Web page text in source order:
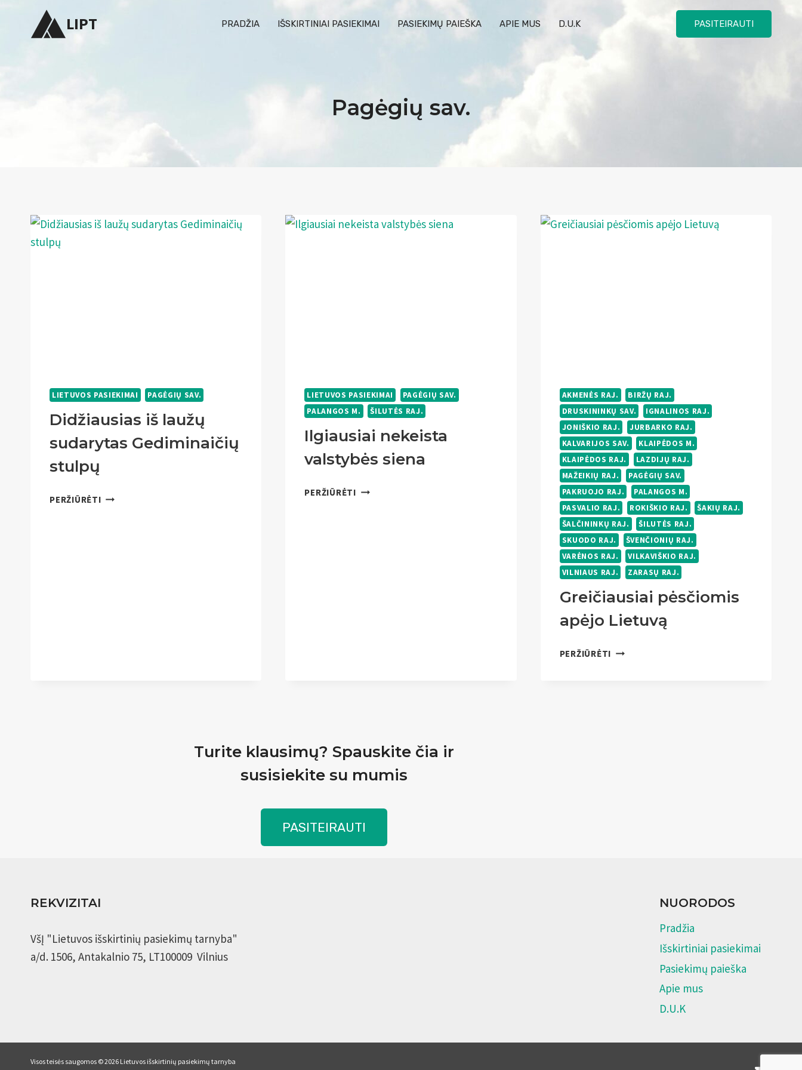
LIPT PRADŽIA IŠSKIRTINIAI PASIEKIMAI PASIEKIMŲ PAIEŠKA APIE MUS D.U.K PASITEIRAUTI
Pagėgių sav.
LIETUVOS PASIEKIMAI PAGĖGIŲ SAV.
Didžiausias iš laužų
sudarytas Gediminaičių
stulpų
PERŽIŪRĖTIDIDŽIAUSIAS
LIETUVOS PASIEKIMAI
PAGĖGIŲ SAV.
PALANGOS M.
ŠILUTĖS RAJ.
Ilgiausiai nekeista
valstybės siena
PERŽIŪRĖTIILGIAUSIAI
AKMENĖS RAJ.
BIRŽŲ RAJ.
DRUSKININKŲ SAV.
IGNALINOS RAJ.
JONIŠKIO RAJ.
JURBARKO RAJ.
KALVARIJOS SAV.
KLAIPĖDOS M.
KLAIPĖDOS RAJ.
LAZDIJŲ RAJ.
MAŽEIKIŲ RAJ.
PAGĖGIŲ SAV.
PAKRUOJO RAJ.
PALANGOS M.
PASVALIO RAJ.
ROKIŠKIO RAJ.
ŠAKIŲ RAJ.
ŠALČININKŲ RAJ.
ŠILUTĖS RAJ.
SKUODO RAJ.
ŠVENČIONIŲ RAJ.
VARĖNOS RAJ.
VILKAVIŠKIO RAJ.
VILNIAUS RAJ.
ZARASŲ RAJ.
Greičiausiai pėsčiomis
apėjo Lietuvą
PERŽIŪRĖTI GREIČIAUSIAI
Turite klausimų? Spauskite čia ir
susisiekite su mumis
PASITEIRAUTI
REKVIZITAI
VšĮ "Lietuvos išskirtinių pasiekimų tarnyba"
a/d. 1506, Antakalnio 75, LT100009 Vilnius
NUORODOS
Pradžia
Išskirtiniai pasiekimai
Pasiekimų paieška
Apie mus
D.U.K
Visos teisės saugomos © 2026 Lietuvos išskirtinių pasiekimų tarnyba